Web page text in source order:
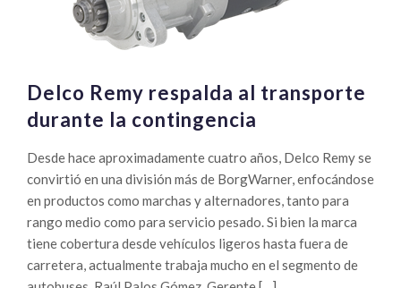
Delco Remy respalda al transporte
durante la contingencia
Desde hace aproximadamente cuatro años, Delco Remy se
convirtió en una división más de BorgWarner, enfocándose
en productos como marchas y alternadores, tanto para
rango medio como para servicio pesado. Si bien la marca
tiene cobertura desde vehículos ligeros hasta fuera de
carretera, actualmente trabaja mucho en el segmento de